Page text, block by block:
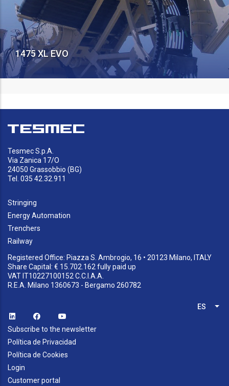
1475 XL EVO
Tesmec S.p.A.
Via Zanica 17/O
24050 Grassobbio (BG)
Tel. 035 42.32.911
Stringing
Energy Automation
Trenchers
Railway
Registered Office: Piazza S. Ambrogio, 16 • 20123 Milano, ITALY
Share Capital: € 15.702.162 fully paid up
VAT IT10227100152 C.C.I.A.A.
R.E.A. Milano 1360673 - Bergamo 260782
ES
Subscribe to the newsletter
Política de Privacidad
Política de Cookies
Login
Customer portal